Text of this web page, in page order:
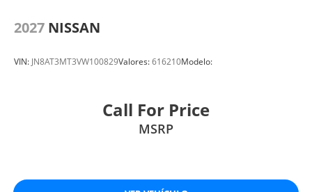
2027 NISSAN
VIN: JN8AT3MT3VW100829Valores:616210Modelo:
Call For Price
MSRP